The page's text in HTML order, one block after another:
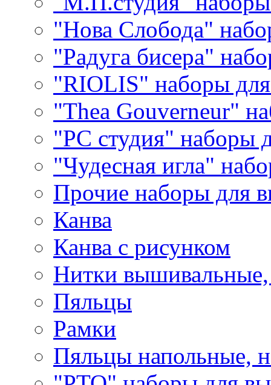
"Нова Слобода"
"Радуга бисера"
"RIOLIS" наборы
"Thea Gouverneur"
"РС студия" наборы
"Чудесная игла"
Прочие наборы для
Канва
Канва с рисунком
Нитки
Пяльцы
Рамки
Пяльцы напольные,